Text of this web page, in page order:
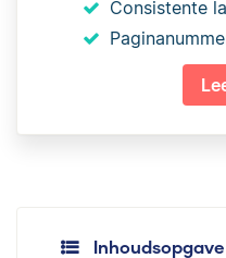
Consistente
Inhoudsopgave